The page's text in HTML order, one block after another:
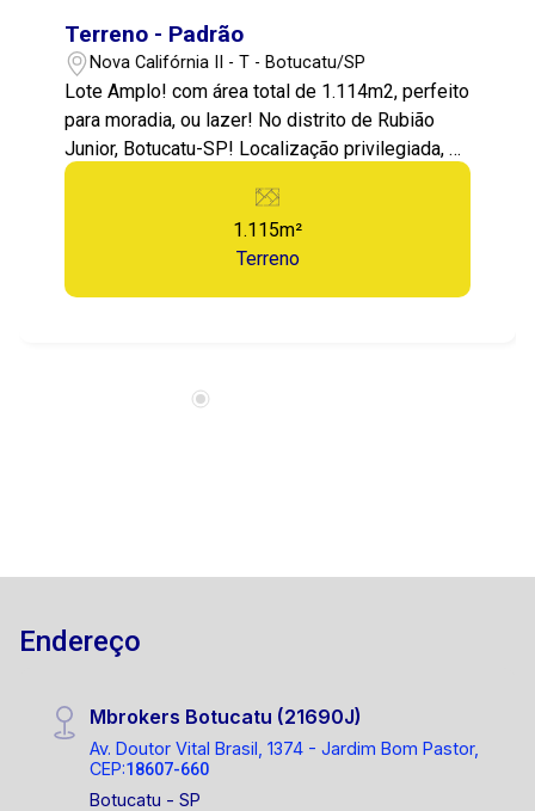
Terreno - Padrão
Nova Califórnia II - T - Botucatu/SP
Lote Amplo! com área total de 1.114m2, perfeito
para moradia, ou lazer! No distrito de Rubião
Junior, Botucatu-SP! Localização privilegiada, a
apenas 15 minutos do centro da cidade, próximo
à UNESP e à Faculdade de Medicina de
Botucatu-SP. Um lugar incrível, com uma vista
deslumbrante, rodeado pela natureza, e toda a
comodidade urbana com asfalto na porta.
1.115m²
Terreno
Endereço
Mbrokers Botucatu (21690J)
Av. Doutor Vital Brasil, 1374 - Jardim Bom Pastor,
CEP:18607-660
Botucatu - SP